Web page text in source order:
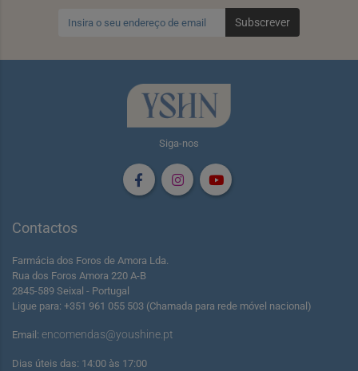
Subscrever
Siga-nos
Contactos
Farmácia dos Foros de Amora Lda.
Rua dos Foros Amora 220 A-B
2845-589 Seixal - Portugal
Ligue para: +351 961 055 503 (Chamada para rede móvel nacional)
Email: encomendas@youshine.pt
Dias úteis das: 14:00 às 17:00